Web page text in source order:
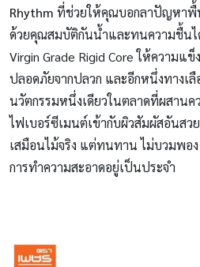
Rhythm ที่ช่วยให้คุณบอกลาปัญหาพื้
ด้วยคุณสมบัติกันน้ำและทนความชื้นได้
Virgin Grade Rigid Core ให้ความแ
ปลอดภัยจากปลวก และอีกหนึ่งทางเลื
นวัตกรรมหนึ่งเดียวในตลาดที่ผสาน
ไฟเบอร์ซีเมนต์เข้ากับผิวสัมผัสอันสว
เสมือนไม้จริง แต่ทนทาน ไม่บวมพอ
การทำความสะอาดอยู่เป็นประจำ